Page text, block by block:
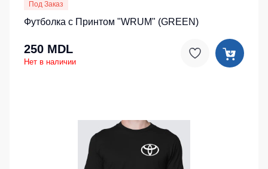
Под Заказ
Футболка с Принтом "WRUM" (GREEN)
250 MDL
Нет в наличии